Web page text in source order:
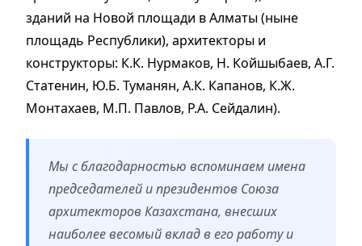
зданий на Новой площади в Алматы (ныне
площадь Республики), архитекторы и
конструкторы: К.К. Нурмаков, Н. Койшыбаев, А.Г.
Статенин, Ю.Б. Туманян, А.К. Капанов, К.Ж.
Монтахаев, М.П. Павлов, Р.А. Сейдалин).
Мы с благодарностью вспоминаем имена
председателей и президентов Союза
архитекторов Казахстана, внесших
наиболее весомый вклад в его работу и